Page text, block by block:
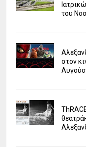
του
στον